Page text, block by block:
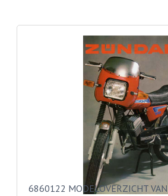
BOUTEN
CILINDERKOP BOUTEN
LENSKOP BOUTEN
KRUISKOP BOUTEN
ZESKANT BOUTEN
INBUS BOUTEN
OOG BOUTEN
6860122 MODELOVERZICHT